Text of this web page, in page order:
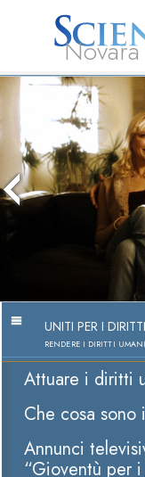
Novara
L. Ron Hubbard:
Fondatore
UNITI PER I
RENDERE I DIRITTI
Attuare i diritti
Che cosa
Annunci
“Gioventù per